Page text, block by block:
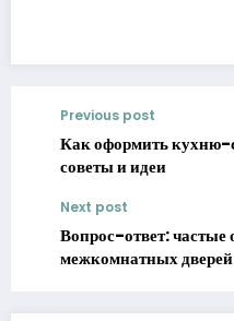
Previous post
Как оформить кухню-
советы и идеи
Next post
Вопрос-ответ:
межкомнатных дверей